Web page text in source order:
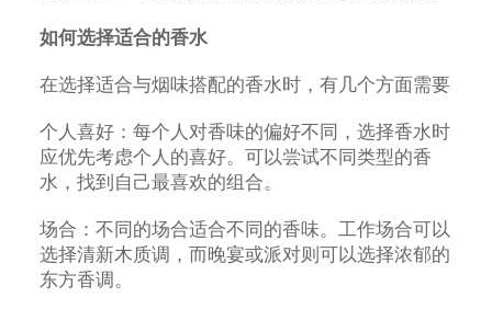
如何选择适合的香水
在选择适合与烟味搭配的香水时，有几个方面需要
个人喜好：每个人对香味的偏好不同，选择香水时
应优先考虑个人的喜好。可以尝试不同类型的香
水，找到自己最喜欢的组合。
场合：不同的场合适合不同的香味。工作场合可以
选择清新木质调，而晚宴或派对则可以选择浓郁的
东方香调。